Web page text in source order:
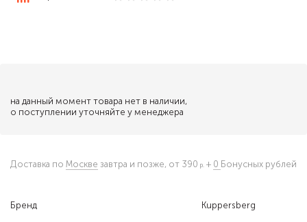
Бренд Kuppersberg
на данный момент товара нет в наличии,
о поступлении уточняйте у менеджера
Доставка по Москве завтра и позже, от 390 + 0 Бонусных рублей